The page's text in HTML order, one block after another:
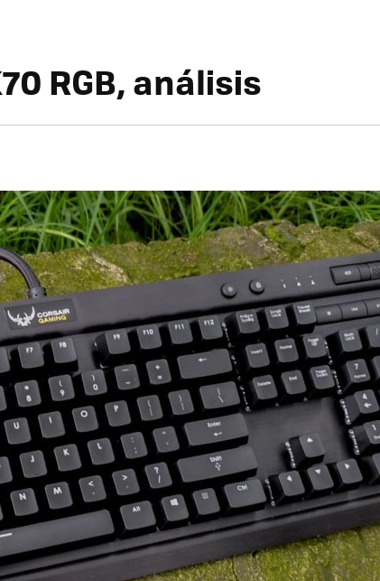
RGB, análisis